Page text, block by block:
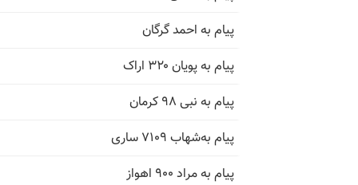
پیام به احمد گرگان
پیام به پویان ۳۲۰ اراک
پیام به نبی ۹۸ کرمان
پیام به‌شهاب ۷۱۰۹ ساری
پیام به مراد ۹۰۰ اهواز